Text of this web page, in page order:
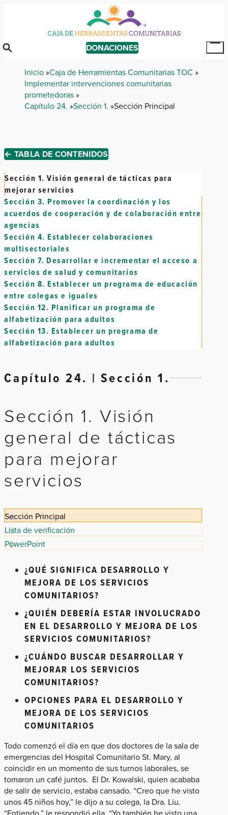
content
DONACIONES
Breadcrumb
Inicio Caja de Herramientas Comunitarias TOC
Implementar intervenciones comunitarias
prometedoras
Capítulo 24. Sección 1. Sección Principal
← TABLA DE CONTENIDOS
Sección 1. Visión general de tácticas para
mejorar servicios
Sección 3. Promover la coordinación y los
acuerdos de cooperación y de colaboración entre
agencias
Sección 4. Establecer colaboraciones
multisectoriales
Sección 7. Desarrollar e incrementar el acceso a
servicios de salud y comunitarios
Sección 8. Establecer un programa de educación
entre colegas e iguales
Sección 12. Planificar un programa de
alfabetización para adultos
Sección 13. Establecer un programa de
alfabetización para adultos
Capítulo 24. | Sección 1.
Sección 1. Visión
general de tácticas
para mejorar
servicios
Sección Principal
Lista de verificación
PowerPoint
¿QUÉ SIGNIFICA DESARROLLO Y
MEJORA DE LOS SERVICIOS
COMUNITARIOS?
¿QUIÉN DEBERÍA ESTAR INVOLUCRADO
EN EL DESARROLLO Y MEJORA DE LOS
SERVICIOS COMUNITARIOS?
¿CUÁNDO BUSCAR DESARROLLAR Y
MEJORAR LOS SERVICIOS
COMUNITARIOS?
OPCIONES PARA EL DESARROLLO Y
MEJORA DE LOS SERVICIOS
COMUNITARIOS
Todo comenzó el día en que dos doctores de la sala de
emergencias del Hospital Comunitario St. Mary, al
coincidir en un momento de sus turnos laborales, se
tomaron un café juntos. El Dr. Kowalski, quien acababa
de salir de servicio, estaba cansado. “Creo que he visto
unos 45 niños hoy,” le dijo a su colega, la Dra. Liu.